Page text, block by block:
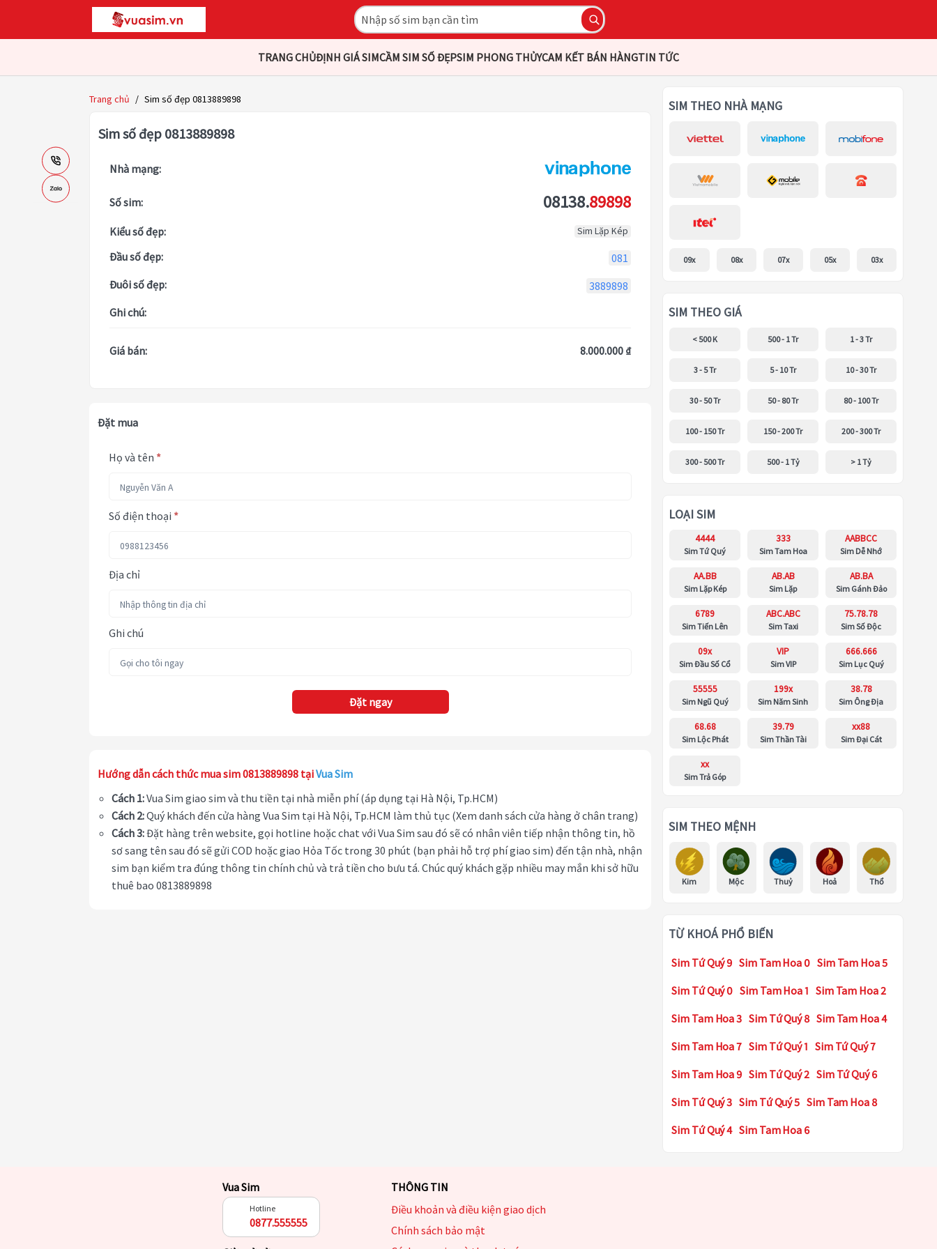
TRANG CHỦĐỊNH GIÁ SIMCẦM SIM SỐ ĐẸPSIM PHONG THỦYCAM KẾT BÁN HÀNGTIN TỨC
Trang chủ / Sim số đẹp 0813889898
Sim số đẹp 0813889898
Nhà mạng:
Số sim: 08138.89898
Kiểu số đẹp: Sim Lặp Kép
Đầu số đẹp:
081
Đuôi số đẹp:
3889898
Ghi chú:
Giá bán: 8.000.000 ₫
Đặt mua
Họ và tên *
Số điện thoại *
Địa chỉ
Ghi chú
Đặt ngay
Hướng dẫn cách thức mua sim 0813889898 tạiVua Sim
Cách 1:Vua Sim giao sim và thu tiền tại nhà miễn phí (áp dụng tại Hà Nội, Tp.HCM)
Cách 2:Quý khách đến cửa hàng Vua Sim tại Hà Nội, Tp.HCM làm thủ tục (Xem danh sách cửa hàng ở chân trang)
Cách 3:Đặt hàng trên website, gọi hotline hoặc chat với Vua Sim sau đó sẽ có nhân viên tiếp nhận thông tin, hồ
sơ sang tên sau đó sẽ gửi COD hoặc giao Hỏa Tốc trong 30 phút (bạn phải hỗ trợ phí giao sim) đến tận nhà, nhận
sim bạn kiểm tra đúng thông tin chính chủ và trả tiền cho bưu tá. Chúc quý khách gặp nhiều may mắn khi sở hữu
thuê bao 0813889898
SIM THEO NHÀ MẠNG
09x 08x 07x 05x 03x
SIM THEO GIÁ
< 500 K 500 - 1 Tr 1 - 3 Tr
3 - 5 Tr 5 - 10 Tr 10 - 30 Tr
30 - 50 Tr 50 - 80 Tr 80 - 100 Tr
100 - 150 Tr 150 - 200 Tr 200 - 300 Tr
300 - 500 Tr 500 - 1 Tỷ > 1 Tỷ
LOẠI SIM
4444
Sim Tứ Quý
333
Sim Tam Hoa
AABBCC
Sim Dễ Nhớ
AA.BB
Sim Lặp Kép
AB.AB
Sim Lặp
AB.BA
Sim Gánh Đảo
6789
Sim Tiến Lên
ABC.ABC
Sim Taxi
75.78.78
Sim Số Độc
09x
Sim Đầu Số Cổ
VIP
Sim VIP
666.666
Sim Lục Quý
55555
Sim Ngũ Quý
199x
Sim Năm Sinh
38.78
Sim Ông Địa
68.68
Sim Lộc Phát
39.79
Sim Thần Tài
xx88
Sim Đại Cát
xx
Sim Trả Góp
SIM THEO MỆNH
Kim Mộc Thuỷ Hoả Thổ
TỪ KHOÁ PHỔ BIẾN
Sim Tứ Quý 9 Sim Tam Hoa 0 Sim Tam Hoa 5
Sim Tứ Quý 0 Sim Tam Hoa 1 Sim Tam Hoa 2
Sim Tam Hoa 3 Sim Tứ Quý 8 Sim Tam Hoa 4
Sim Tam Hoa 7 Sim Tứ Quý 1 Sim Tứ Quý 7
Sim Tam Hoa 9 Sim Tứ Quý 2 Sim Tứ Quý 6
Sim Tứ Quý 3 Sim Tứ Quý 5 Sim Tam Hoa 8
Sim Tứ Quý 4 Sim Tam Hoa 6
Vua Sim
Hotline
0877.555555
THÔNG TIN
Điều khoản và điều kiện giao dịch
Chính sách bảo mật